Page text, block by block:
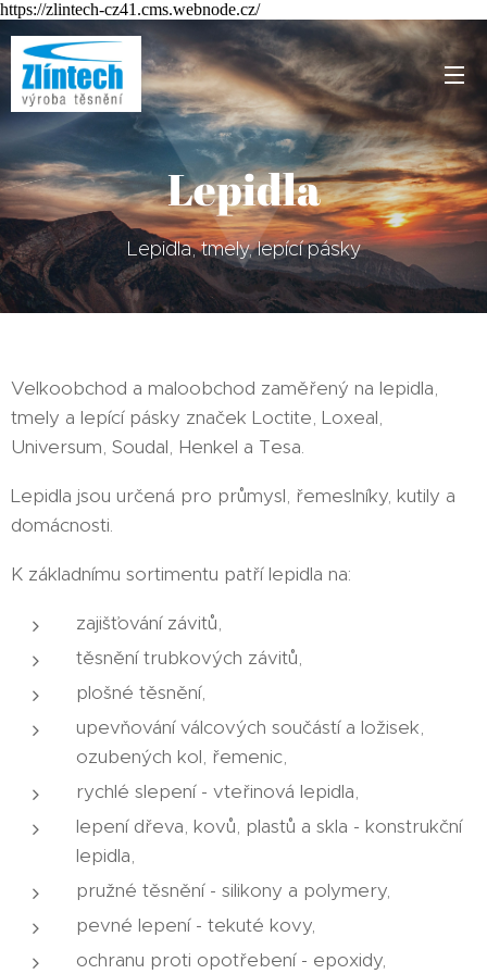
https://zlintech-cz41.cms.webnode.cz/
Lepidla
Lepidla, tmely, lepící pásky
Velkoobchod a maloobchod zaměřený na lepidla,
tmely a lepící pásky značek Loctite, Loxeal,
Universum, Soudal, Henkel a Tesa.
Lepidla jsou určená pro průmysl, řemeslníky, kutily a
domácnosti.
K základnímu sortimentu patří lepidla na:
zajišťování závitů,
těsnění trubkových závitů,
plošné těsnění,
upevňování válcových součástí a ložisek,
ozubených kol, řemenic,
rychlé slepení - vteřinová lepidla,
lepení dřeva, kovů, plastů a skla - konstrukční
lepidla,
pružné těsnění - silikony a polymery,
pevné lepení - tekuté kovy,
ochranu proti opotřebení - epoxidy,